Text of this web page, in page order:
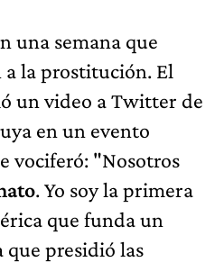
una semana que
la prostitución. El
un video a Twitter de
en un evento
vociferó: "Nosotros
. Yo soy la primera
que funda un
presidió las